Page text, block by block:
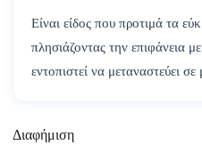
Είναι είδος που προτιμά τα
πλησιάζοντας την επιφάνεια
εντοπιστεί να μεταναστεύει
Διαφήμιση